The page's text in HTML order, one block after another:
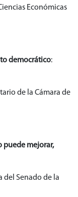
Económicas
democrático:
de la Cámara de
puede mejorar,
del Senado de la